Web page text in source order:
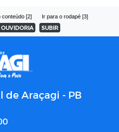
conteúdo [2] Ir para o rodapé [3]
OUVIDORIA SUBIR
Araçagi - PB